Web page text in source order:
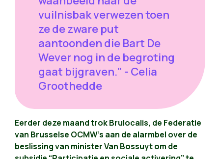
vuilnisbak verwezen toen
ze de zware put
aantoonden die Bart De
Wever nog in de begroting
gaat bijgraven." - Celia
Groothedde
Eerder deze maand trok Brulocalis, de Federatie
van Brusselse OCMW's aan de alarmbel over de
beslissing van minister Van Bossuyt om de